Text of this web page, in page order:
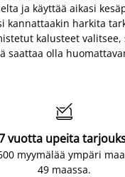
ja käyttää aikasi
kannattaakin harkita
kalusteet valitsee,
saattaa olla

vuotta upeita
myymälää ympäri
49 maassa.